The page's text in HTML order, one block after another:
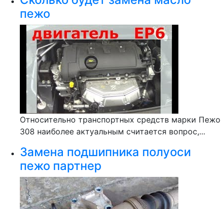
пежо
Относительно транспортных средств марки Пежо
308 наиболее актуальным считается вопрос,...
Замена подшипника полуоси
пежо партнер